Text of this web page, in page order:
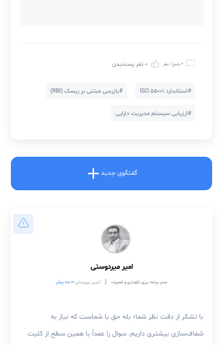
مدرنیزه کنیم (بدون توقف عملیات)،هزینه نگهداری را کاهش دهیم،و
۲پاسخ / نظر ۰نفر پسندیدن
#استاندارد ISO ۵۵۰۰۱
گفتگوی جدید